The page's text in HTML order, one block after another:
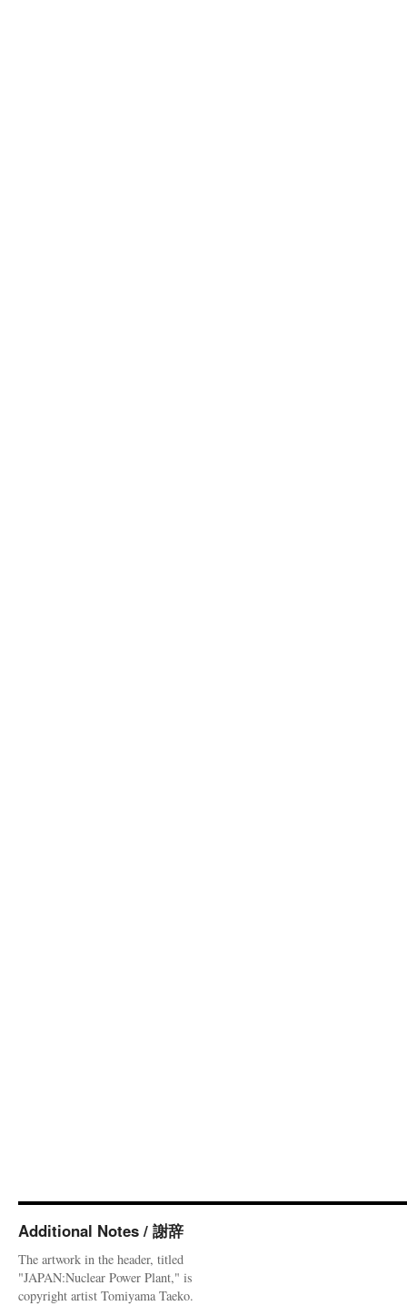
Additional Notes / 謝辞
The artwork in the header, titled
"JAPAN:Nuclear Power Plant," is
copyright artist Tomiyama Taeko.